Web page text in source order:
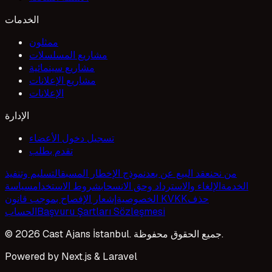
الخدمات
ممثلون
مشاريع المسلسلات
مشاريع سينمائية
مشاريع الإعلانات
الإعلانات
الإدارة
تسجيل دخول الأعضاء
تقدم بطلب
من نحنعقد البيع عن بعدنموذج الإخطار المسبقالتسليم وتنفيذ
الخدمةالإلغاء والاسترداد وحق الانسحابشروط الاستخدامسياسة
الخصوصية إشعار الإفصاح بموجب قانون KVKKحذف
الحسابBaşvuru Şartları Sözleşmesi
© 2026 Cast Ajans İstanbul. جميع الحقوق محفوظة.
Powered by Next.js & Laravel